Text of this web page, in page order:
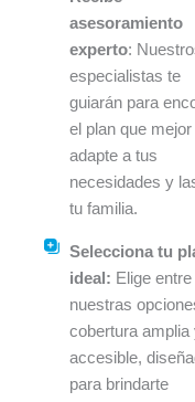
asesoramiento
experto:
especialistas te
guiarán para
el plan que mejor
adapte a tus
necesidades y
tu familia.
Selecciona tu
ideal: Elige entre
nuestras
cobertura amplia
accesible,
para brindarte